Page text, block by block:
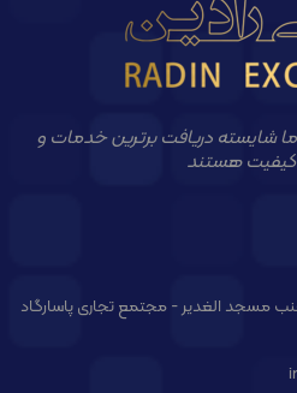
ما شایسته دریافت برترین خدمات و
کیفیت هستند
مسجد الغدیر - مجتمع تجاری پاسارگاد